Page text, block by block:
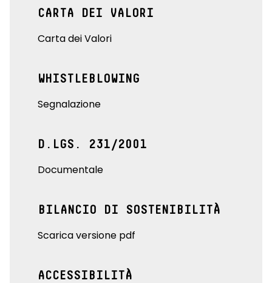
CARTA DEI VALORI
Carta dei Valori
WHISTLEBLOWING
Segnalazione
D.LGS. 231/2001
Documentale
BILANCIO DI SOSTENIBILITÀ
Scarica versione pdf
ACCESSIBILITÀ